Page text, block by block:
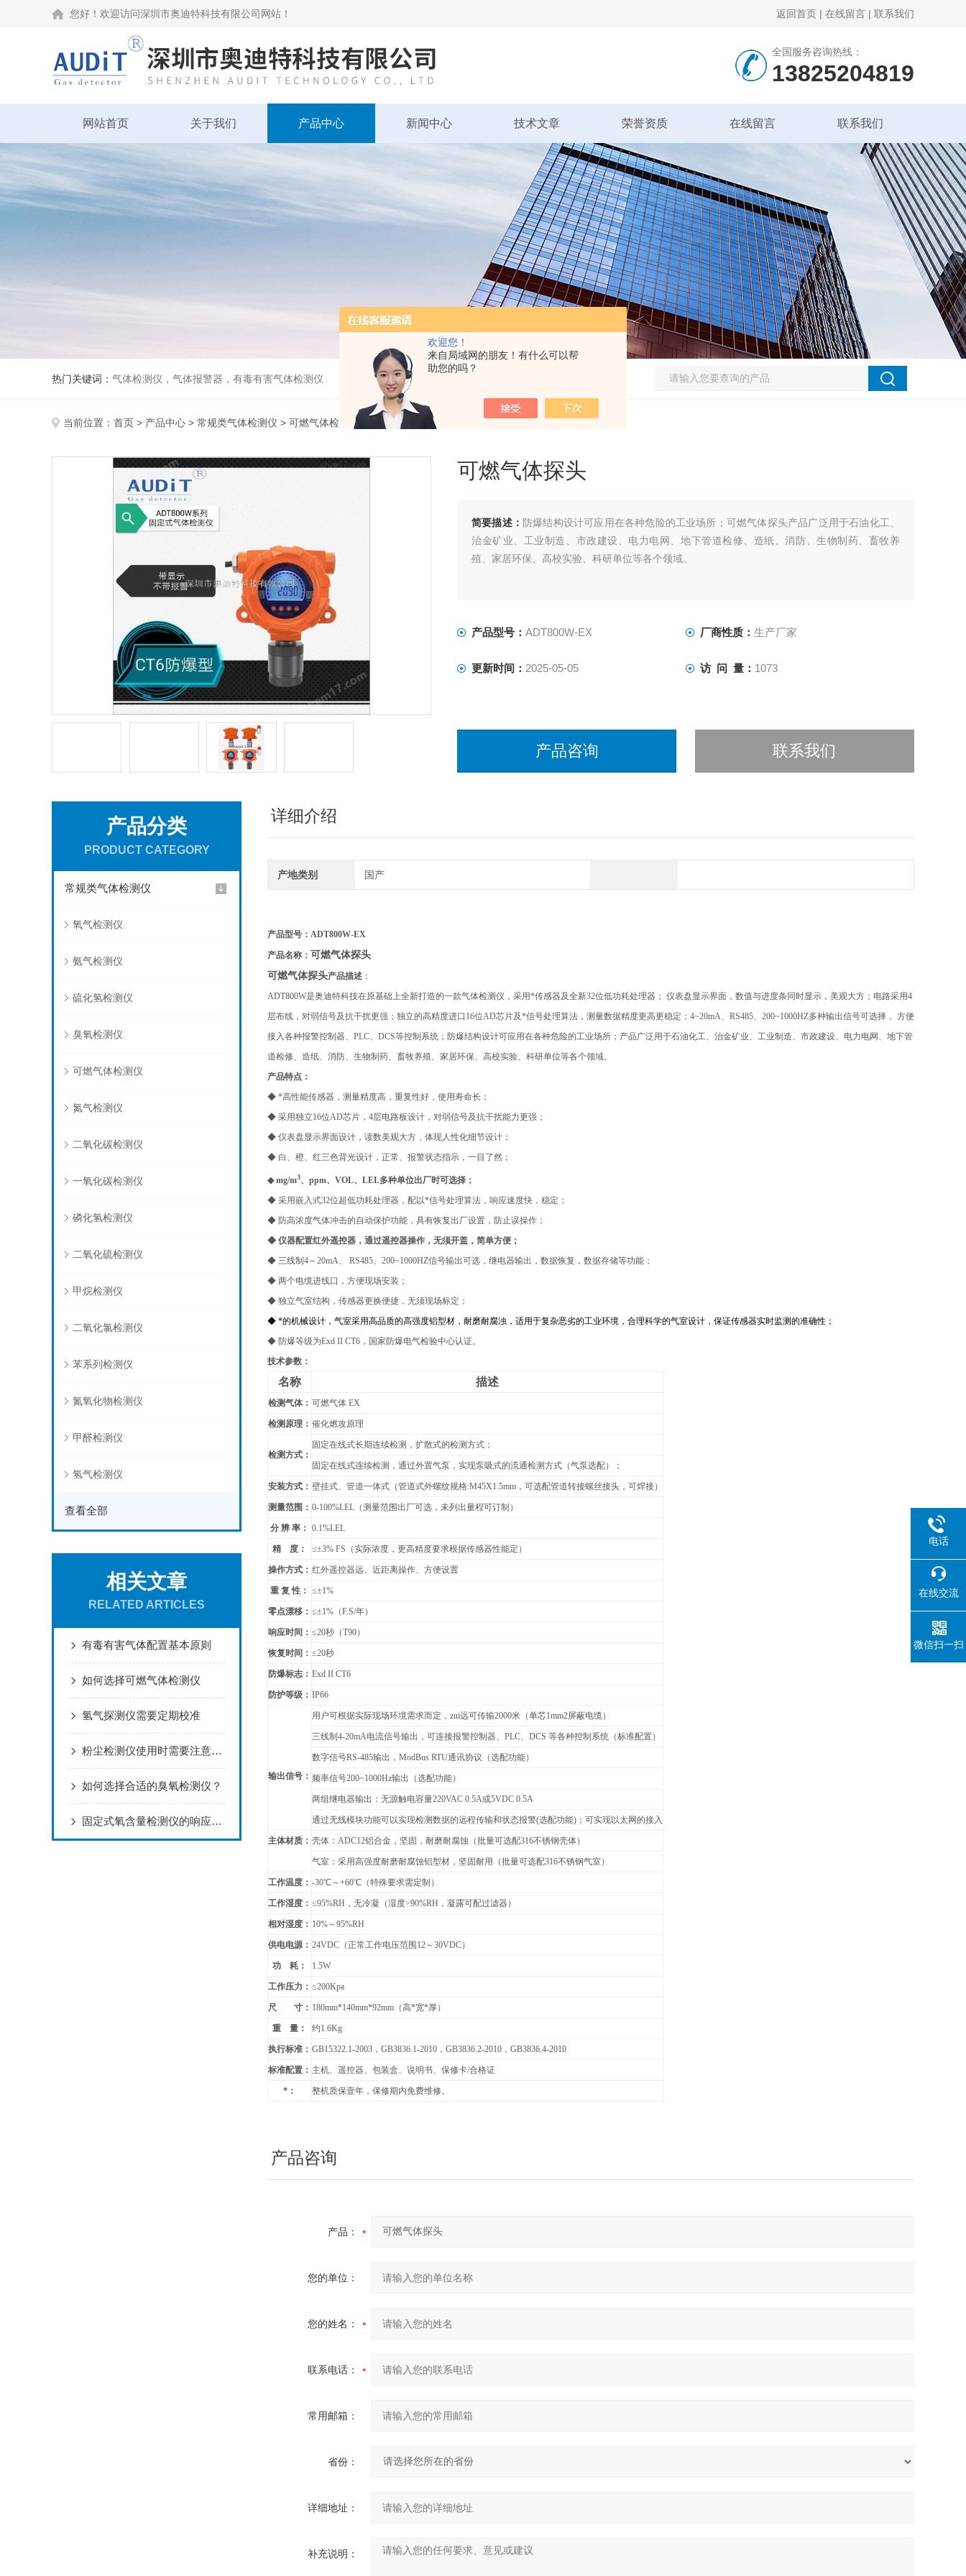
欢迎您！
来自局域网的朋友！有什么可以帮
助您的吗？
您好！欢迎访问深圳市奥迪特科技有限公司网站！ 返回首页 | 在线留言 | 联系我们
全国服务咨询热线：
13825204819
网站首页 关于我们 产品中心 新闻中心 技术文章 荣誉资质 在线留言 联系我们
热门关键词： 气体检测仪，气体报警器，有毒有害气体检测仪
当前位置： 首页 > 产品中心 > 常规类气体检测仪 > 可燃气体检测仪 > ADT800W-EX可燃气体探头
可燃气体探头
简要描述： 防爆结构设计可应用在各种危险的工业场所；可燃气体探头产品广泛用于石油化工、
治金矿业、工业制造、市政建设、电力电网、地下管道检修、造纸、消防、生物制药、畜牧养
殖、家居环保、高校实验、科研单位等各个领域。
产品型号： ADT800W-EX 厂商性质： 生产厂家
更新时间： 2025-05-05 访 问 量： 1073
产品咨询 联系我们
产品分类
PRODUCT CATEGORY
常规类气体检测仪
氧气检测仪
氨气检测仪
硫化氢检测仪
臭氧检测仪
可燃气体检测仪
氮气检测仪
二氧化碳检测仪
一氧化碳检测仪
磷化氢检测仪
二氧化硫检测仪
甲烷检测仪
二氧化氯检测仪
苯系列检测仪
氮氧化物检测仪
甲醛检测仪
氢气检测仪
查看全部
相关文章
RELATED ARTICLES
有毒有害气体配置基本原则
如何选择可燃气体检测仪
氢气探测仪需要定期校准
粉尘检测仪使用时需要注意哪些细节？
如何选择合适的臭氧检测仪？
固定式氧含量检测仪的响应时间和采样频率有何关联？
详细介绍
产地类别 国产
产品型号：ADT800W-EX
产品名称： 可燃气体探头
可燃气体探头产品描述 ：
ADT800W是奥迪特科技在原基础上全新打造的一款气体检测仪，采用*传感器及全新32位低功耗处理器； 仪表盘显示界面，数值与进度条同时显示，美观大方；电路采用4
层布线，对弱信号及抗干扰更强；独立的高精度进口16位AD芯片及*信号处理算法，测量数据精度更高更稳定；4~20mA、RS485、200~1000HZ多种输出信号可选择， 方便
接入各种报警控制器、PLC、DCS等控制系统；防爆结构设计可应用在各种危险的工业场所；产品广泛用于石油化工、治金矿业、工业制造、市政建设、电力电网、地下管
道检修、造纸、消防、生物制药、畜牧养殖、家居环保、高校实验、科研单位等各个领域。
产品特点：
◆ *高性能传感器，测量精度高，重复性好，使用寿命长；
◆ 采用独立16位AD芯片，4层电路板设计，对弱信号及抗干扰能力更强；
◆ 仪表盘显示界面设计，读数美观大方，体现人性化细节设计；
◆ 白、橙、红三色背光设计，正常、报警状态指示，一目了然；
◆ mg/m3、ppm、VOL、LEL多种单位出厂时可选择；
◆ 采用嵌入式32位超低功耗处理器，配以*信号处理算法，响应速度快，稳定；
◆ 防高浓度气体冲击的自动保护功能，具有恢复出厂设置，防止误操作；
◆ 仪器配置红外遥控器，通过遥控器操作，无须开盖，简单方便；
◆ 三线制4～20mA、 RS485、200~1000HZ信号输出可选，继电器输出，数据恢复，数据存储等功能；
◆ 两个电缆进线口，方便现场安装；
◆ 独立气室结构，传感器更换便捷，无须现场标定；
◆ *的机械设计，气室采用高品质的高强度铝型材，耐磨耐腐浊，适用于复杂恶劣的工业环境，合理科学的气室设计，保证传感器实时监测的准确性；
◆ 防爆等级为Exd II CT6，国家防爆电气检验中心认证。
技术参数：
名称 描述
检测气体： 可燃气体 EX
检测原理： 催化燃攻原理
检测方式：
固定在线式长期连续检测，扩散式的检测方式；
固定在线式连续检测，通过外置气泵，实现泵吸式的流通检测方式（气泵选配）；
安装方式： 壁挂式、管道一体式（管道式外螺纹规格:M45X1.5mm，可选配管道转接螺丝接头，可焊接）
测量范围： 0-100%LEL （测量范围出厂可选，未列出量程可订制）
分 辨 率： 0.1%LEL
精 度： ≤±3% FS（实际浓度，更高精度要求根据传感器性能定）
操作方式： 红外遥控器远、近距离操作、方便设置
重 复 性： ≤±1%
零点漂移： ≤±1%（F.S/年）
响应时间： ≤20秒（T90）
恢复时间： ≤20秒
防爆标志： Exd II CT6
防护等级： IP66
输出信号：
用户可根据实际现场环境需求而定，zui远可传输2000米（单芯1mm2屏蔽电缆）
三线制4-20mA电流信号输出，可连接报警控制器、PLC、DCS 等各种控制系统（标准配置）
数字信号RS-485输出， ModBus RTU通讯协议（选配功能）
频率信号200~1000Hz输出（选配功能）
两组继电器输出：无源触电容量220VAC 0.5A或5VDC 0.5A
通过无线模块功能可以实现检测数据的远程传输和状态报警(选配功能)；可实现以太网的接入
主体材质： 壳体：ADC12铝合金，坚固，耐磨耐腐蚀（批量可选配316不锈钢壳体）
气室：采用高强度耐磨耐腐蚀铝型材，坚固耐用（批量可选配316不锈钢气室）
工作温度： -30℃～+60℃（特殊要求需定制）
工作湿度： ≤95%RH，无冷凝（湿度>90%RH，凝露可配过滤器）
相对湿度： 10%～95%RH
供电电源： 24VDC （正常工作电压范围12～30VDC）
功 耗： 1.5W
工作压力： ≤200Kpa
尺 寸： 180mm*140mm*92mm （高*宽*厚）
重 量： 约1.6Kg
执行标准： GB15322.1-2003 ，GB3836.1-2010，GB3836.2-2010，GB3836.4-2010
标准配置： 主机、遥控器、包装盒、说明书、保修卡/合格证
*： 整机质保壹年，保修期内免费维修。
产品咨询
产品：
您的单位：
您的姓名：
联系电话：
常用邮箱：
省份：
详细地址：
补充说明：
电话
在线交流
微信扫一扫